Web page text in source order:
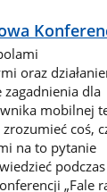
oraz
dla
mobilnej
coś,
na to pytanie
podczas
„Fale